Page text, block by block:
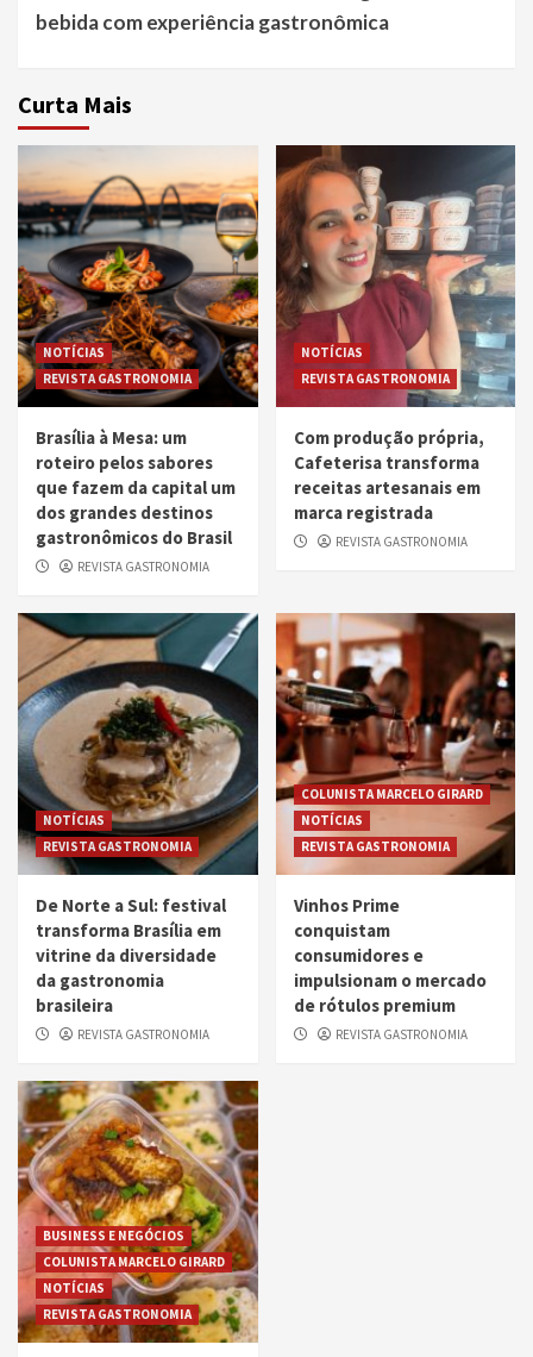
bebida com experiência gastronômica
Curta Mais
NOTÍCIAS
REVISTA GASTRONOMIA
Brasília à Mesa: um
roteiro pelos sabores
que fazem da capital um
dos grandes destinos
gastronômicos do Brasil
REVISTA GASTRONOMIA
NOTÍCIAS
REVISTA GASTRONOMIA
Com produção própria,
Cafeterisa transforma
receitas artesanais em
marca registrada
REVISTA GASTRONOMIA
NOTÍCIAS
REVISTA GASTRONOMIA
De Norte a Sul: festival
transforma Brasília em
vitrine da diversidade
da gastronomia
brasileira
REVISTA GASTRONOMIA
COLUNISTA MARCELO GIRARD
NOTÍCIAS
REVISTA GASTRONOMIA
Vinhos Prime
conquistam
consumidores e
impulsionam o mercado
de rótulos premium
REVISTA GASTRONOMIA
BUSINESS E NEGÓCIOS
COLUNISTA MARCELO GIRARD
NOTÍCIAS
REVISTA GASTRONOMIA